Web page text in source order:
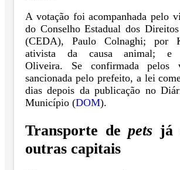
A votação foi acompanhada pelo
do Conselho Estadual dos
(CEDA), Paulo Colnaghi; por
ativista da causa animal; e
Oliveira. Se confirmada pelos
sancionada pelo prefeito, a lei
dias depois da publicação no
Município (DOM).
Transporte depets já
outras capitais